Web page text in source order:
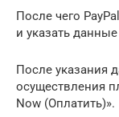
После чего
и указать
После указания
осуществления
Now (Оплатить)».